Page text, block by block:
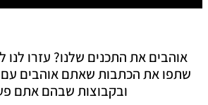
אוהבים את התכנים שלנו? עזרו לנו
שתפו את הכתבות שאתם אוהבים עם
ובקבוצות שבהם אתם